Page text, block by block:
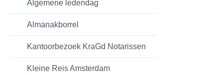
Algemene ledendag
Almanakborrel
Kantoorbezoek KraGd Notarissen
Kleine Reis Amsterdam